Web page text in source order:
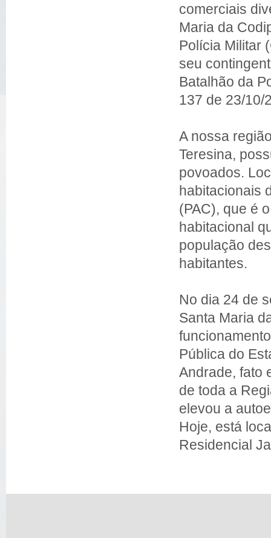
comerciais
Maria da
Polícia Militar
seu
Batalhão da
137 de 23/10/
A nossa
Teresina,
povoados.
habitacionais
(PAC), que é
habitacional
população
habitantes.
No dia 24 de
Santa Maria
Pública do
Andrade, fato
de toda a
elevou a
Hoje, está
Residencial